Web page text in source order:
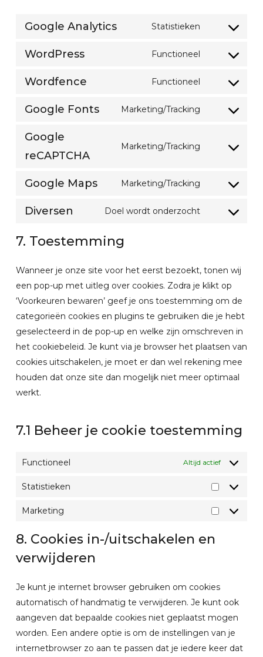
Google Analytics Statistieken
Consent
google-
WordPress Functioneel
Consent
wordpress
Wordfence Functioneel
Consent
Google Fonts Marketing/Tracking
Consent
service
Google
reCAPTCHA
Marketing/Tracking
Consent
service
recaptcha
Google Maps Marketing/Tracking
Consent
Diversen Doel wordt onderzocht
Consent
7. Toestemming
Wanneer je onze site voor het eerst bezoekt, tonen wij
een pop-up met uitleg over cookies. Zodra je klikt op
‘Voorkeuren bewaren’ geef je ons toestemming om de
categorieën cookies en plugins te gebruiken die je hebt
geselecteerd in de pop-up en welke zijn omschreven in
het cookiebeleid. Je kunt via je browser het plaatsen van
cookies uitschakelen, je moet er dan wel rekening mee
houden dat onze site dan mogelijk niet meer optimaal
werkt.
7.1 Beheer je cookie toestemming
Functioneel Altijd actief
Statistieken
Marketing
Marketing
8. Cookies in-/uitschakelen en
verwijderen
Je kunt je internet browser gebruiken om cookies
automatisch of handmatig te verwijderen. Je kunt ook
aangeven dat bepaalde cookies niet geplaatst mogen
worden. Een andere optie is om de instellingen van je
internetbrowser zo aan te passen dat je iedere keer dat